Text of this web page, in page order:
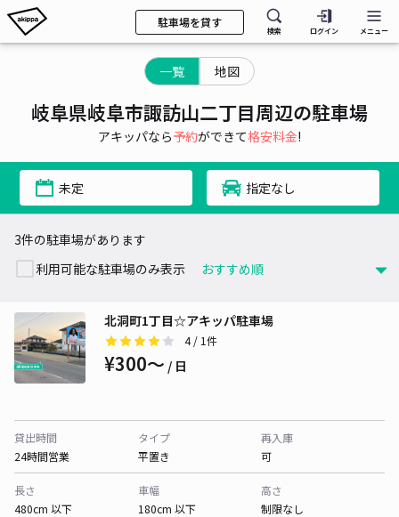
駐車場を貸す
検索 ログイン メニュー
一覧 地図
岐阜県岐阜市諏訪山二丁目周辺の駐車場
アキッパなら予約ができて格安料金!
未定 指定なし
3件の駐車場があります
利用可能な駐車場のみ表示
北洞町1丁目‪‪☆アキッパ駐車場
4/ 1件
¥300〜 / 日
貸出時間
24時間営業
タイプ
平置き
再入庫
可
長さ
480cm 以下
車幅
180cm 以下
高さ
制限なし